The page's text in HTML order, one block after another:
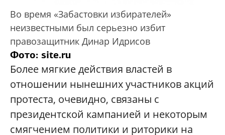
Во время «Забастовки избирателей»
неизвестными был серьезно избит
правозащитник Динар Идрисов
Фото: site.ru
Более мягкие действия властей в
отношении нынешних участников акций
протеста, очевидно, связаны с
президентской кампанией и некоторым
смягчением политики и риторики на